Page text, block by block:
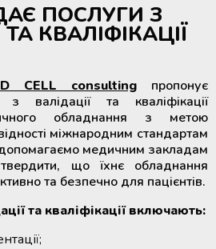
ПОСЛУГИ З
КВАЛІФІКАЦІЇ
CELL consulting пропонує
з валідації та кваліфікації
обладнання з метою
міжнародним стандартам
допомагаємо медичним закладам
що їхнє обладнання
та безпечно для пацієнтів.
та кваліфікації включають: